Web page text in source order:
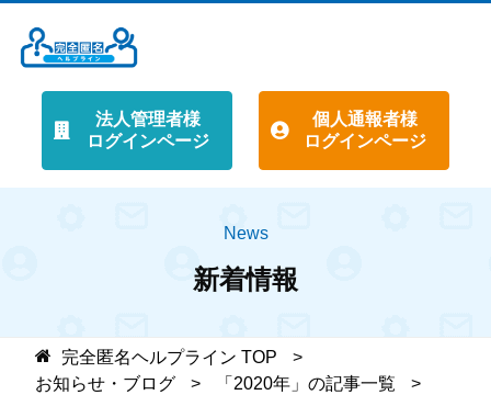
法人管理者様
ログインページ
個人通報者様
ログインページ
News
新着情報
完全匿名ヘルプライン TOP
お知らせ・ブログ
「2020年」の記事一覧